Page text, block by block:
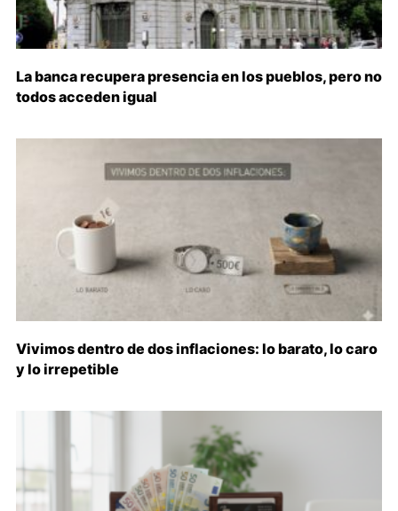
La banca recupera presencia en los pueblos, pero no
todos acceden igual
Vivimos dentro de dos inflaciones: lo barato, lo caro
y lo irrepetible